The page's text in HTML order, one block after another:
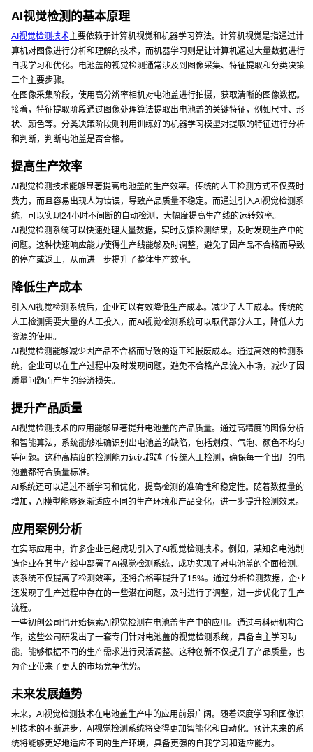
AI视觉检测的基本原理
AI视觉检测技术主要依赖于计算机视觉和机器学习算法。计算机视觉是指通过计
算机对图像进行分析和理解的技术，而机器学习则是让计算机通过大量数据进行
自我学习和优化。电池盖的视觉检测通常涉及到图像采集、特征提取和分类决策
三个主要步骤。
在图像采集阶段，使用高分辨率相机对电池盖进行拍摄，获取清晰的图像数据。
接着，特征提取阶段通过图像处理算法提取出电池盖的关键特征，例如尺寸、形
状、颜色等。分类决策阶段则利用训练好的机器学习模型对提取的特征进行分析
和判断，判断电池盖是否合格。
提高生产效率
AI视觉检测技术能够显著提高电池盖的生产效率。传统的人工检测方式不仅费时
费力，而且容易出现人为错误，导致产品质量不稳定。而通过引入AI视觉检测系
统，可以实现24小时不间断的自动检测，大幅度提高生产线的运转效率。
AI视觉检测系统可以快速处理大量数据，实时反馈检测结果，及时发现生产中的
问题。这种快速响应能力使得生产线能够及时调整，避免了因产品不合格而导致
的停产或返工，从而进一步提升了整体生产效率。
降低生产成本
引入AI视觉检测系统后，企业可以有效降低生产成本。减少了人工成本。传统的
人工检测需要大量的人工投入，而AI视觉检测系统可以取代部分人工，降低人力
资源的使用。
AI视觉检测能够减少因产品不合格而导致的返工和报废成本。通过高效的检测系
统，企业可以在生产过程中及时发现问题，避免不合格产品流入市场，减少了因
质量问题而产生的经济损失。
提升产品质量
AI视觉检测技术的应用能够显著提升电池盖的产品质量。通过高精度的图像分析
和智能算法，系统能够准确识别出电池盖的缺陷，包括划痕、气泡、颜色不均匀
等问题。这种高精度的检测能力远远超越了传统人工检测，确保每一个出厂的电
池盖都符合质量标准。
AI系统还可以通过不断学习和优化，提高检测的准确性和稳定性。随着数据量的
增加，AI模型能够逐渐适应不同的生产环境和产品变化，进一步提升检测效果。
应用案例分析
在实际应用中，许多企业已经成功引入了AI视觉检测技术。例如，某知名电池制
造企业在其生产线中部署了AI视觉检测系统，成功实现了对电池盖的全面检测。
该系统不仅提高了检测效率，还将合格率提升了15%。通过分析检测数据，企业
还发现了生产过程中存在的一些潜在问题，及时进行了调整，进一步优化了生产
流程。
一些初创公司也开始探索AI视觉检测在电池盖生产中的应用。通过与科研机构合
作，这些公司研发出了一套专门针对电池盖的视觉检测系统，具备自主学习功
能，能够根据不同的生产需求进行灵活调整。这种创新不仅提升了产品质量，也
为企业带来了更大的市场竞争优势。
未来发展趋势
未来，AI视觉检测技术在电池盖生产中的应用前景广阔。随着深度学习和图像识
别技术的不断进步，AI视觉检测系统将变得更加智能化和自动化。预计未来的系
统将能够更好地适应不同的生产环境，具备更强的自我学习和适应能力。